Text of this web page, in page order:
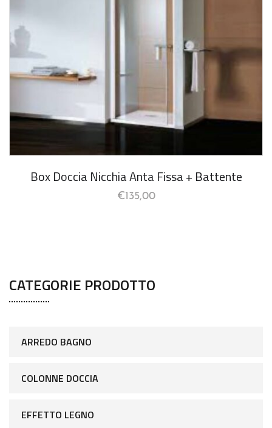
Box Doccia Nicchia Anta Fissa + Battente
€135,00
CATEGORIE PRODOTTO
ARREDO BAGNO
COLONNE DOCCIA
EFFETTO LEGNO